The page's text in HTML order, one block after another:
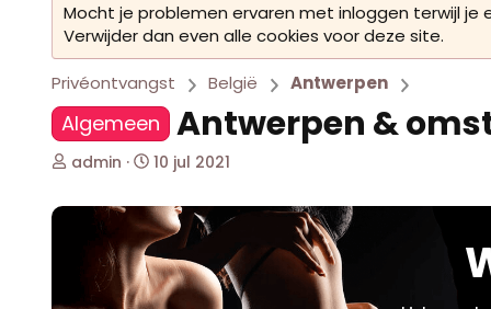
Mocht je problemen ervaren met inloggen terwijl je
Verwijder dan even alle cookies voor deze site.
Privéontvangst België Antwerpen
Algemeen Antwerpen &
O
d
admin
S
a
r
t
d
a
10 jul 2021